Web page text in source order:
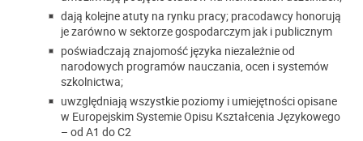
dają kolejne atuty na rynku pracy; pracodawcy honorują
je zarówno w sektorze gospodarczym jak i publicznym
poświadczają znajomość języka niezależnie od
narodowych programów nauczania, ocen i systemów
szkolnictwa;
uwzględniają wszystkie poziomy i umiejętności opisane
w Europejskim Systemie Opisu Kształcenia Językowego
– od A1 do C2